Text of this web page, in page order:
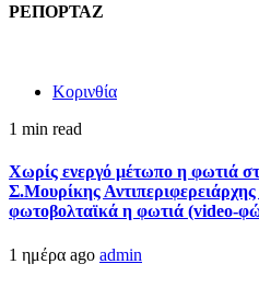
ΡΕΠΟΡΤΑΖ
Κορινθία
1 min read
Χωρίς ενεργό μέτωπο η φωτιά
Σ.Μουρίκης
φωτοβολταϊκά η φωτιά (video-
1 ημέρα ago admin